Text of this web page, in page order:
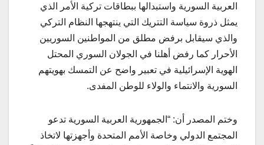
العربية السورية واستبدالها ببطاقات تركية الأمر الذي
يمثل ذروة سياسة التتريك التي ينتهجها النظام التركي
والذي سيقابل برفض مطلق من المواطنين السوريين
الأحرار كما رفض أهلنا في الجولان السوري المحتل
الهوية الإسرائيلية في تعبير واضح عن التمسك بهويتهم
السورية والانتماء والولاء للوطن المفدى.
وختم المصدر أن: “الجمهورية العربية السورية تدعو
المجتمع الدولي وخاصة الأمم المتحدة وأجهزتها لاتخاذ